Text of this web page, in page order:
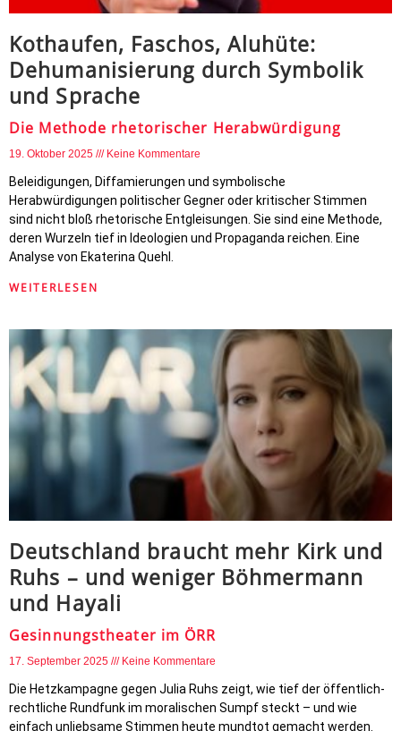
Kothaufen, Faschos, Aluhüte:
Dehumanisierung durch Symbolik
und Sprache
Die Methode rhetorischer Herabwürdigung
19. Oktober 2025 Keine Kommentare
Beleidigungen, Diffamierungen und symbolische
Herabwürdigungen politischer Gegner oder kritischer Stimmen
sind nicht bloß rhetorische Entgleisungen. Sie sind eine Methode,
deren Wurzeln tief in Ideologien und Propaganda reichen. Eine
Analyse von Ekaterina Quehl.
WEITERLESEN
Deutschland braucht mehr Kirk und
Ruhs – und weniger Böhmermann
und Hayali
Gesinnungstheater im ÖRR
17. September 2025 Keine Kommentare
Die Hetzkampagne gegen Julia Ruhs zeigt, wie tief der öffentlich-
rechtliche Rundfunk im moralischen Sumpf steckt – und wie
einfach unliebsame Stimmen heute mundtot gemacht werden.